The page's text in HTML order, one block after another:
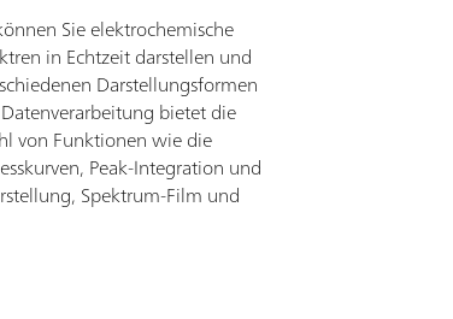
Sie elektrochemische
in Echtzeit darstellen und
Darstellungsformen
bietet die
von Funktionen wie die
Peak-Integration und
Spektrum-Film und